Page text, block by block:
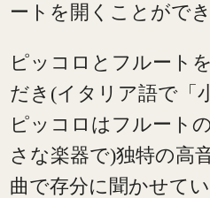
ートを開くことができ
ピッコロとフルート
だき(イタリア語で「
ピッコロはフルート
さな楽器で)独特の高
曲で存分に聞かせて